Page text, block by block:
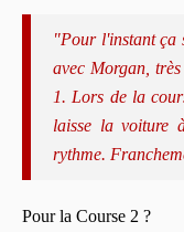
"Pour l'instant ça
avec Morgan,
1. Lors de la
laisse la voiture
rythme.
Pour la Course 2 ?